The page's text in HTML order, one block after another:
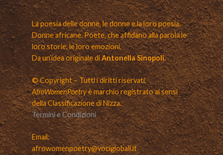
La poesia delle donne, le donne e la loro poesia.
Donne africane. Poete, che affidano alla parola le
loro storie, le loro emozioni.
Da un’idea originale diAntonella Sinopoli.
© Copyright – Tutti i diritti riservati.
AfroWomenPoetryè marchio registrato ai sensi
della Classificazione di Nizza.
Termini e Condizioni
Email:
afrowomenpoetry@vociglobali.it